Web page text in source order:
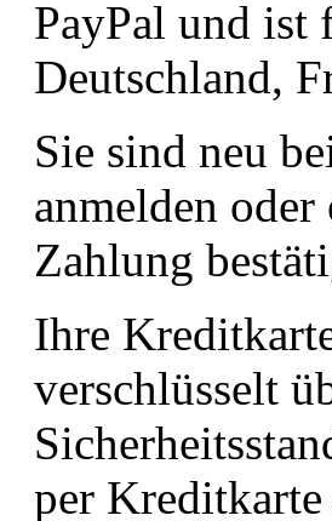
PayPal und ist
Deutschland,
Sie sind neu
anmelden
Zahlung
Ihre
verschlüsselt
per Kreditkarte